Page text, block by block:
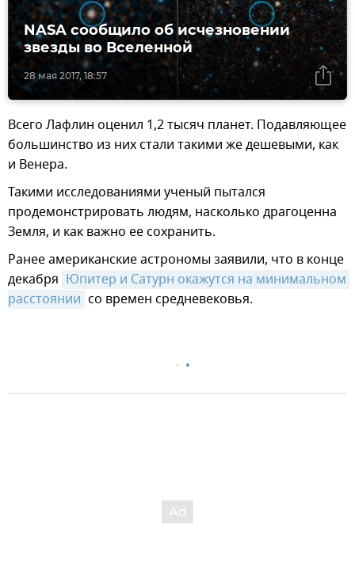
28 мая 2017, 18:57
NASA сообщило об исчезновении
звезды во Вселенной
Всего Лафлин оценил 1,2 тысяч планет. Подавляющее
большинство из них стали такими же дешевыми, как
и Венера.
Такими исследованиями ученый пытался
продемонстрировать людям, насколько драгоценна
Земля, и как важно ее сохранить.
Ранее американские астрономы заявили, что в конце
декабря Юпитер и Сатурн окажутся на минимальном
расстоянии со времен средневековья.